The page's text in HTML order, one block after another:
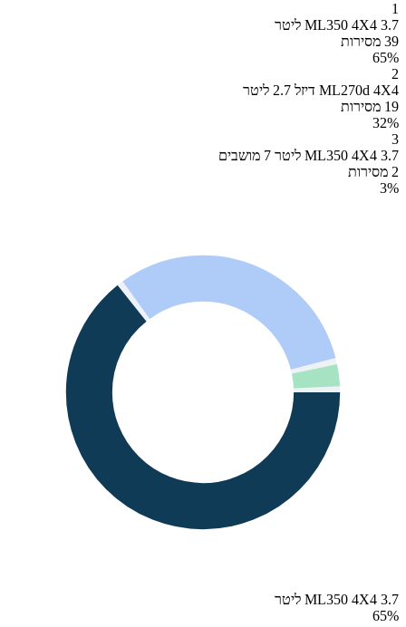
1
ML350 4X4 3.7 ליטר
39 מסירות
65%
2
ML270d 4X4 דיזל 2.7 ליטר
19 מסירות
32%
3
ML350 4X4 3.7 ליטר 7 מושבים
2 מסירות
3%
ML350 4X4 3.7 ליטר
65%